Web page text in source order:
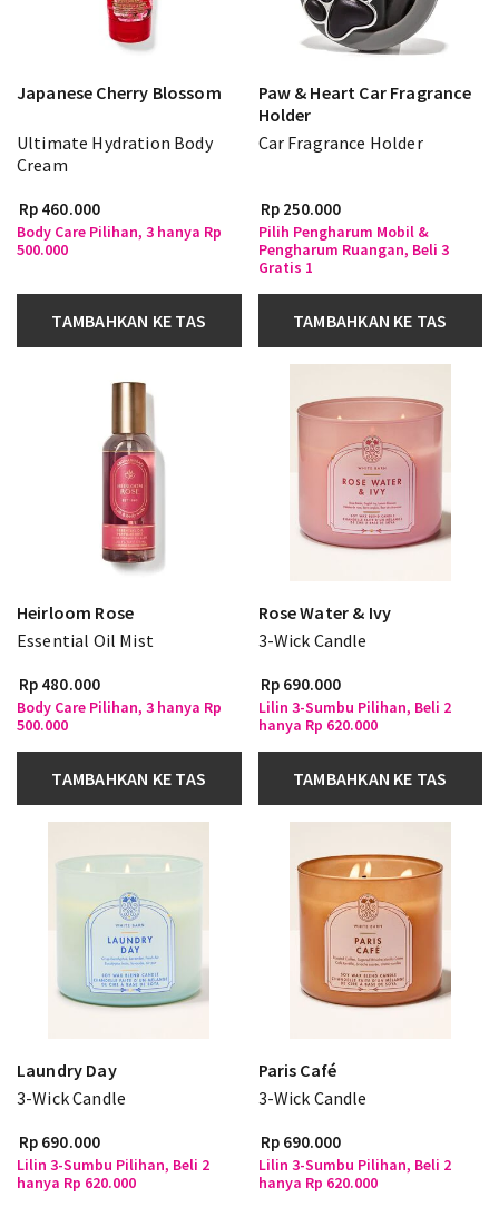
Japanese Cherry Blossom
Ultimate Hydration Body
Cream
Rp 460.000
Body Care Pilihan, 3 hanya Rp
500.000
TAMBAHKAN KE TAS
Paw & Heart Car Fragrance
Holder
Car Fragrance Holder
Rp 250.000
Pilih Pengharum Mobil &
Pengharum Ruangan, Beli 3
Gratis 1
TAMBAHKAN KE TAS
Heirloom Rose
Essential Oil Mist
Rp 480.000
Body Care Pilihan, 3 hanya Rp
500.000
TAMBAHKAN KE TAS
Rose Water & Ivy
3-Wick Candle
Rp 690.000
Lilin 3-Sumbu Pilihan, Beli 2
hanya Rp 620.000
TAMBAHKAN KE TAS
Laundry Day
3-Wick Candle
Rp 690.000
Lilin 3-Sumbu Pilihan, Beli 2
hanya Rp 620.000
Paris Café
3-Wick Candle
Rp 690.000
Lilin 3-Sumbu Pilihan, Beli 2
hanya Rp 620.000